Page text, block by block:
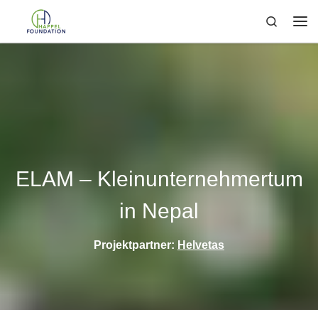
Zum Inhalt springen
Search
ELAM – Kleinunternehmertum
in Nepal
Projektpartner: Helvetas